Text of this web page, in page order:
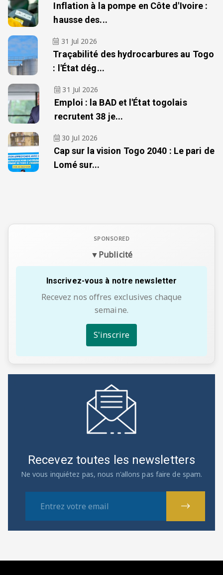
Inflation à la pompe en Côte d'Ivoire :
hausse des...
31 Jul 2026
Traçabilité des hydrocarbures au Togo
: l'État dég...
31 Jul 2026
Emploi : la BAD et l'État togolais
recrutent 38 je...
30 Jul 2026
Cap sur la vision Togo 2040 : Le pari de
Lomé sur...
▼Publicité
Inscrivez-vous à notre newsletter
Recevez nos offres exclusives chaque
semaine.
S'inscrire
Recevez toutes les newsletters
Ne vous inquiétez pas, nous n'allons pas faire de spam.